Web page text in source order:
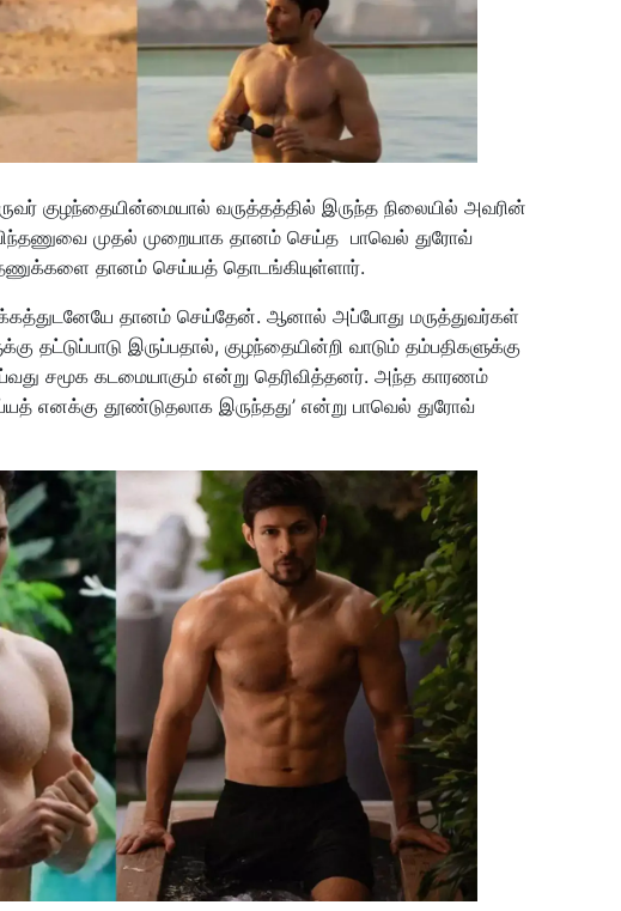
குழந்தையின்மையால் வருத்தத்தில் இருந்த நிலையில் அவரின்
முதல் முறையாக தானம் செய்த பாவெல் துரோவ்
தானம் செய்யத் தொடங்கியுள்ளார்.
தானம் செய்தேன். ஆனால் அப்போது மருத்துவர்கள்
தட்டுப்பாடு இருப்பதால், குழந்தையின்றி வாடும் தம்பதிகளுக்கு
சமூக கடமையாகும் என்று தெரிவித்தனர். அந்த காரணம்
எனக்கு தூண்டுதலாக இருந்தது’ என்று பாவெல் துரோவ்